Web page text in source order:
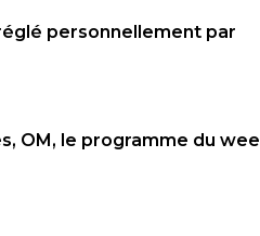
personnellement par
OM, le programme du